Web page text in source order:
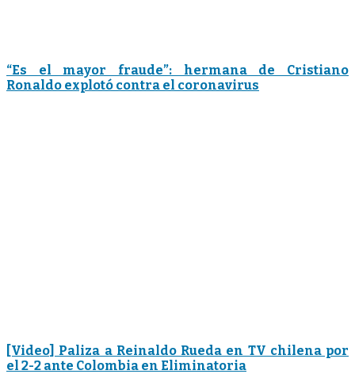
“Es el mayor fraude”: hermana de Cristiano
Ronaldo explotó contra el coronavirus
[Video] Paliza a Reinaldo Rueda en TV chilena por
el 2-2 ante Colombia en Eliminatoria